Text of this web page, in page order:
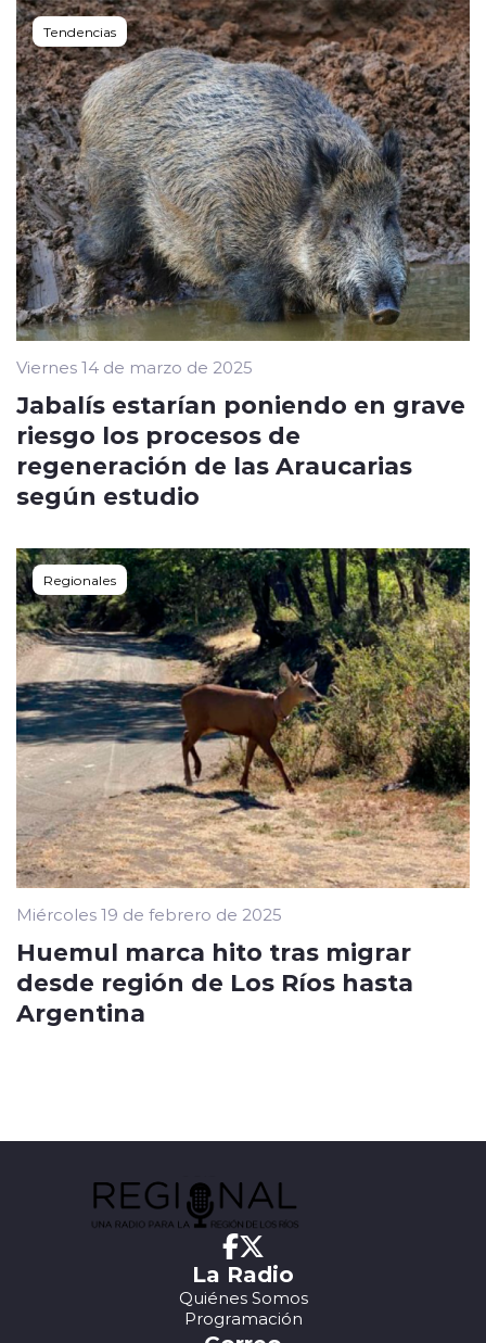
Tendencias
Viernes 14 de marzo de 2025
Jabalís estarían poniendo en grave
riesgo los procesos de
regeneración de las Araucarias
según estudio
Regionales
Miércoles 19 de febrero de 2025
Huemul marca hito tras migrar
desde región de Los Ríos hasta
Argentina
La Radio
Quiénes Somos
Programación